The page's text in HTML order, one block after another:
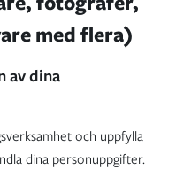
med flera)
av dina
och uppfylla
dina personuppgifter.